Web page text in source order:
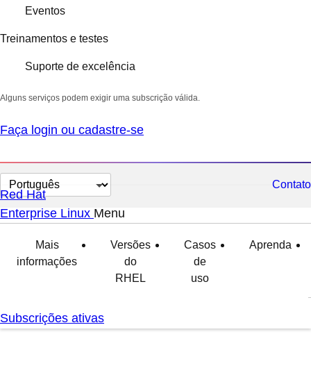
Eventos
Treinamentos e testes
Suporte de excelência
Alguns serviços podem exigir uma subscrição válida.
Faça login ou cadastre-se
Selecionar
idioma
Contato
Red Hat
Enterprise Linux Menu
Mais
informações
Versões
do
RHEL
Casos
de
uso
Aprenda
Subscrições ativas